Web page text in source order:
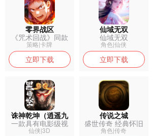
零界战区
《咒术回战》同款
IP游戏大作...
策略|卡牌
立即下载
仙域无双
仙域无双
角色|仙侠
立即下载
诛神乾坤（逍遥九
歌行）
一款具有电影级视
觉体验的MM...
仙侠|3D
传说之城
盛世传奇 经典怀旧
重燃你的...
角色|传奇